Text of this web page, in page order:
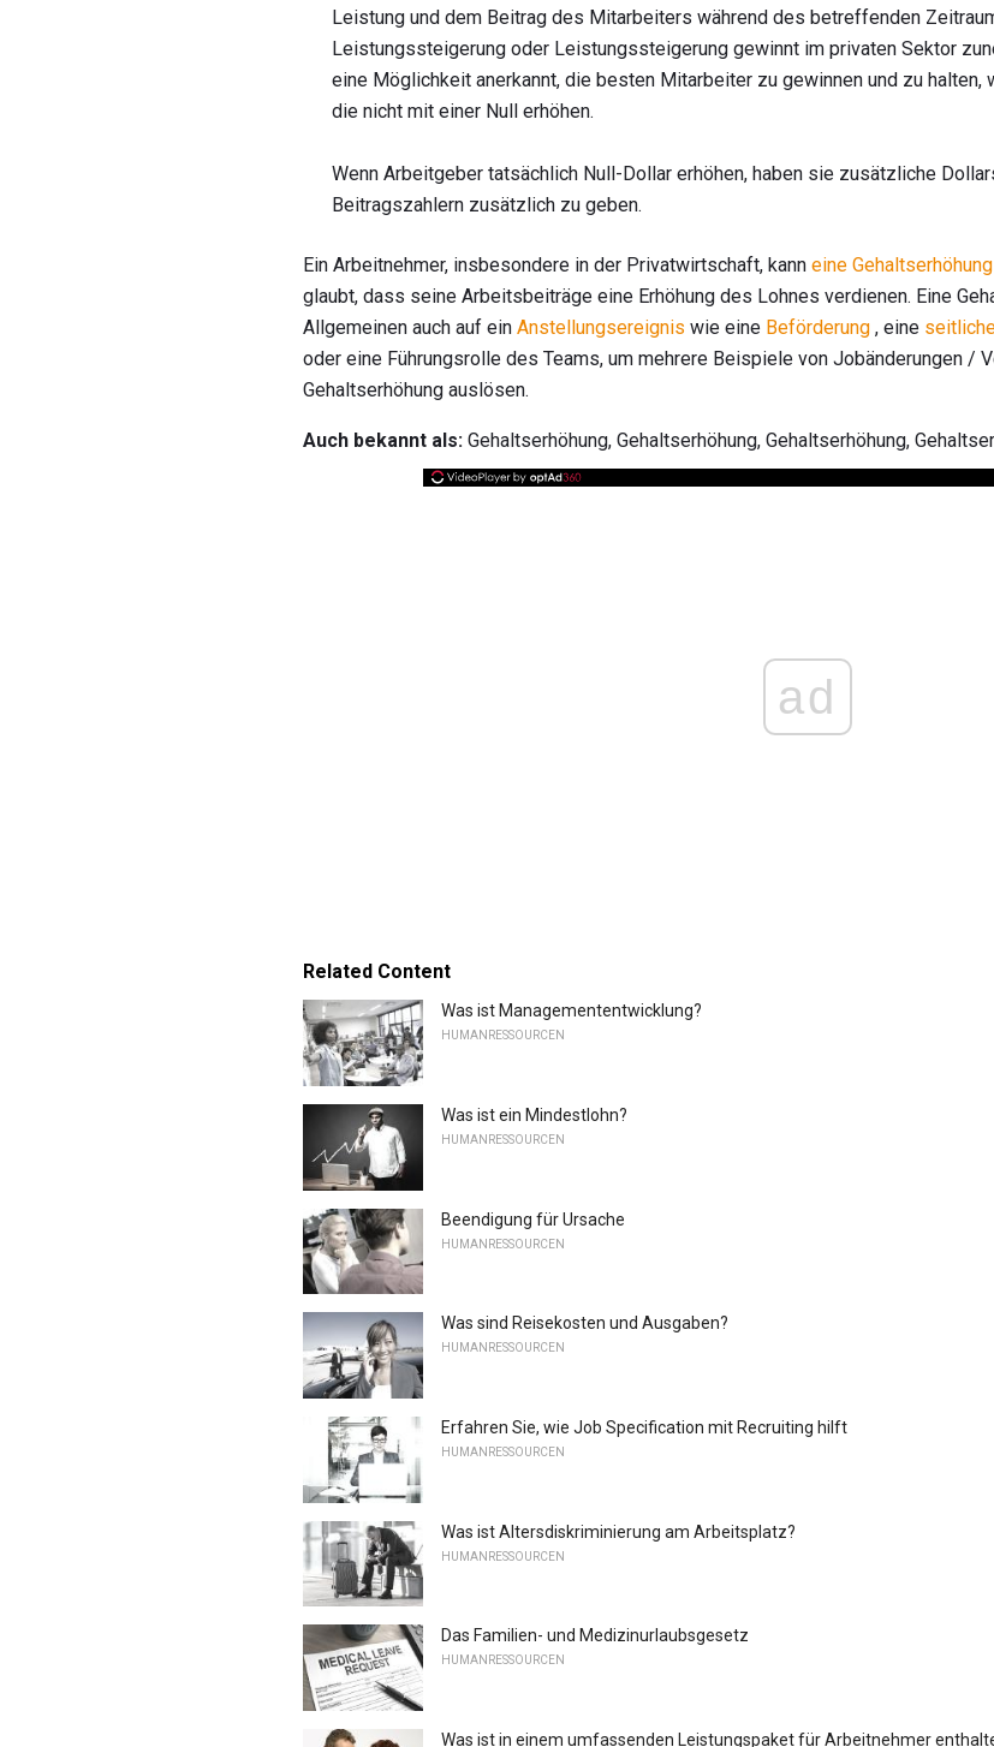
Leistung und dem Beitrag des Mitarbeiters während des betreffenden
Leistungssteigerung oder Leistungssteigerung gewinnt im privaten Sektor
eine Möglichkeit anerkannt, die besten Mitarbeiter zu gewinnen und zu halten,
die nicht mit einer Null erhöhen.
Wenn Arbeitgeber tatsächlich Null-Dollar erhöhen, haben sie zusätzliche
Beitragszahlern zusätzlich zu geben.
Ein Arbeitnehmer, insbesondere in der Privatwirtschaft, kann eine
glaubt, dass seine Arbeitsbeiträge eine Erhöhung des Lohnes verdienen. Eine
Allgemeinen auch auf ein Anstellungsereignis wie eine Beförderung , eine
oder eine Führungsrolle des Teams, um mehrere Beispiele von Jobänderungen /
Gehaltserhöhung auslösen.
Auch bekannt als: Gehaltserhöhung, Gehaltserhöhung, Gehaltserhöhung,
ad
Related Content
Was ist Managemententwicklung?
HUMANRESSOURCEN
Was ist ein Mindestlohn?
HUMANRESSOURCEN
Beendigung für Ursache
HUMANRESSOURCEN
Was sind Reisekosten und Ausgaben?
HUMANRESSOURCEN
Erfahren Sie, wie Job Specification mit Recruiting hilft
HUMANRESSOURCEN
Was ist Altersdiskriminierung am Arbeitsplatz?
HUMANRESSOURCEN
Das Familien- und Medizinurlaubsgesetz
HUMANRESSOURCEN
Was ist in einem umfassenden Leistungspaket für Arbeitnehmer